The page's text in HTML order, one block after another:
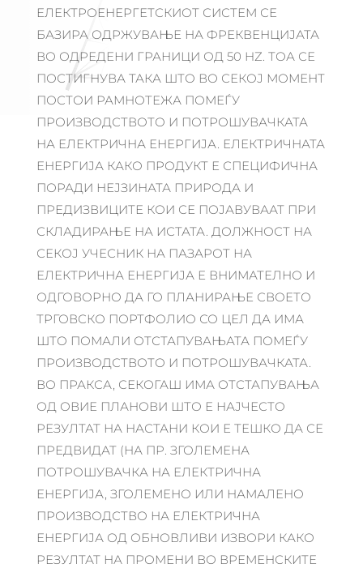
ЕЛЕКТРОЕНЕРГЕТСКИОТ СИСТЕМ СЕ
БАЗИРА ОДРЖУВАЊЕ НА ФРЕКВЕНЦИЈАТА
ВО ОДРЕДЕНИ ГРАНИЦИ ОД 50 HZ. ТОА СЕ
ПОСТИГНУВА ТАКА ШТО ВО СЕКОЈ МОМЕНТ
ПОСТОИ РАМНОТЕЖА ПОМЕЃУ
ПРОИЗВОДСТВОТО И ПОТРОШУВАЧКАТА
НА ЕЛЕКТРИЧНА ЕНЕРГИЈА. ЕЛЕКТРИЧНАТА
ЕНЕРГИЈА КАКО ПРОДУКТ Е СПЕЦИФИЧНА
ПОРАДИ НЕЈЗИНАТА ПРИРОДА И
ПРЕДИЗВИЦИТЕ КОИ СЕ ПОЈАВУВААТ ПРИ
СКЛАДИРАЊЕ НА ИСТАТА. ДОЛЖНОСТ НА
СЕКОЈ УЧЕСНИК НА ПАЗАРОТ НА
ЕЛЕКТРИЧНА ЕНЕРГИЈА Е ВНИМАТЕЛНО И
ОДГОВОРНО ДА ГО ПЛАНИРАЊЕ СВОЕТО
ТРГОВСКО ПОРТФОЛИО СО ЦЕЛ ДА ИМА
ШТО ПОМАЛИ ОТСТАПУВАЊАТА ПОМЕЃУ
ПРОИЗВОДСТВОТО И ПОТРОШУВАЧКАТА.
ВО ПРАКСА, СЕКОГАШ ИМА ОТСТАПУВАЊА
ОД ОВИЕ ПЛАНОВИ ШТО Е НАЈЧЕСТО
РЕЗУЛТАТ НА НАСТАНИ КОИ Е ТЕШКО ДА СЕ
ПРЕДВИДАТ (НА ПР. ЗГОЛЕМЕНА
ПОТРОШУВАЧКА НА ЕЛЕКТРИЧНА
ЕНЕРГИЈА, ЗГОЛЕМЕНО ИЛИ НАМАЛЕНО
ПРОИЗВОДСТВО НА ЕЛЕКТРИЧНА
ЕНЕРГИЈА ОД ОБНОВЛИВИ ИЗВОРИ КАКО
РЕЗУЛТАТ НА ПРОМЕНИ ВО ВРЕМЕНСКИТЕ